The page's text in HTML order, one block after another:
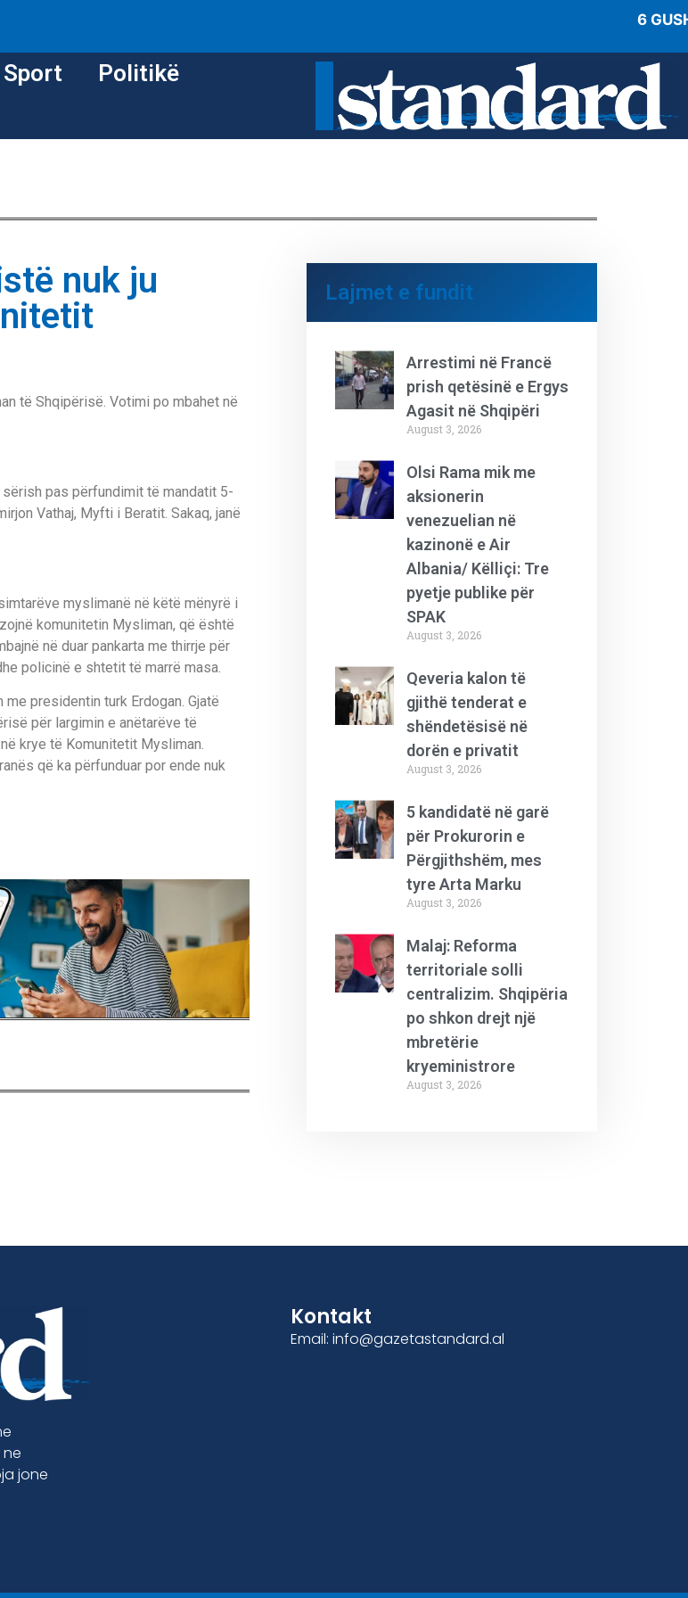
6
Sport Politikë
nuk ju
të Shqipërisë. Votimi po mbahet në
sërish pas përfundimit të mandatit 5-
Vathaj, Myfti i Beratit. Sakaq, janë
myslimanë në këtë mënyrë i
komunitetin Mysliman, që është
në duar pankarta me thirrje për
policinë e shtetit të marrë masa.
presidentin turk Erdogan. Gjatë
për largimin e anëtarëve të
krye të Komunitetit Mysliman.
që ka përfunduar por ende nuk
Lajmet e fundit
Arrestimi në Francë
prish qetësinë e Ergys
Agasit në Shqipëri
August 3, 2026
Olsi Rama mik me
aksionerin
venezuelian në
kazinonë e Air
Albania/ Këlliçi: Tre
pyetje publike për
SPAK
August 3, 2026
Qeveria kalon të
gjithë tenderat e
shëndetësisë në
dorën e privatit
August 3, 2026
5 kandidatë në garë
për Prokurorin e
Përgjithshëm, mes
tyre Arta Marku
August 3, 2026
Malaj: Reforma
territoriale solli
centralizim. Shqipëria
po shkon drejt një
mbretërie
kryeministrore
August 3, 2026
jone
Kontakt
Email: info@gazetastandard.al